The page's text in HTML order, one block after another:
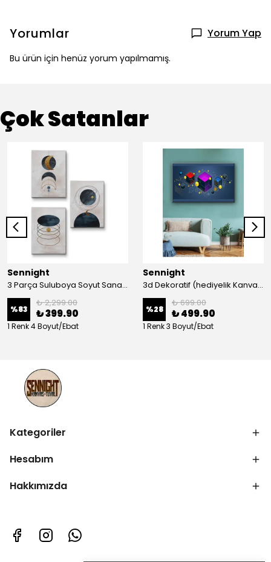
Yorumlar Yorum Yap
Bu ürün için henüz yorum yapılmamış.
Çok Satanlar
Sennight
3 Parça Suluboya Soyut Sanat Koleksiyonu Dekoratif Kanvas Tablo
%83
₺ 2,299.00
₺ 399.90
1 Renk 4 Boyut/Ebat
Sennight
3d Dekoratif (hediyelik Kanvas Tablo)
%28
₺ 699.00
₺ 499.90
1 Renk 3 Boyut/Ebat
Kategoriler
Hesabım
Hakkımızda